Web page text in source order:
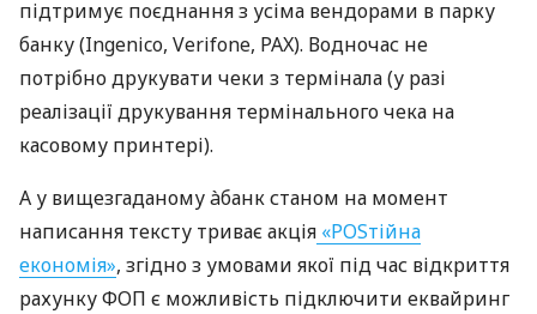
підтримує поєднання з усіма вендорами в парку
банку (Ingenico, Verifone, PAX). Водночас не
потрібно друкувати чеки з термінала (у разі
реалізації друкування термінального чека на
касовому принтері).
А у вищезгаданому àбанк станом на момент
написання тексту триває акція «POSтійна
економія», згідно з умовами якої під час відкриття
рахунку ФОП є можливість підключити еквайринг